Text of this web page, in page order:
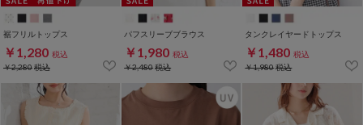
裾フリルトップス
￥1,280 税込
￥2,280税込
パフスリーブブラウス
￥1,980 税込
￥2,480税込
タンクレイヤードトップス
￥1,480 税込
￥1,980税込